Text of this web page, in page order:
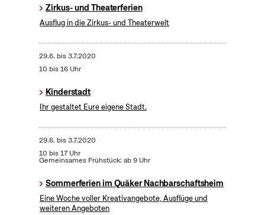
Zirkus- und Theaterferien
Ausflug in die Zirkus- und Theaterwelt
29.6. bis3.7.2020
10 bis 16 Uhr
Kinderstadt
Ihr gestaltet Eure eigene Stadt.
29.6. bis3.7.2020
10 bis 17 Uhr
Gemeinsames Frühstück: ab 9 Uhr
Sommerferien im Quäker Nachbarschaftsheim
Eine Woche voller Kreativangebote, Ausflüge und
weiteren Angeboten